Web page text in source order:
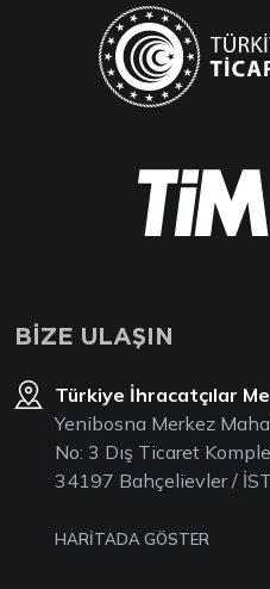
BİZE ULAŞIN
Türkiye İhracatçılar
Yenibosna Merkez
No: 3 Dış Ticaret
34197 Bahçelievler /
HARİTADA GÖSTER